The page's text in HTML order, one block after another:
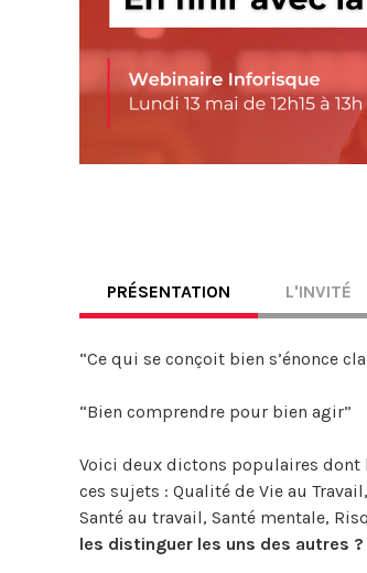
PRÉSENTATION L'INVITÉ
“Ce qui se conçoit bien s’énonce
“Bien comprendre pour bien agir”
Voici deux dictons populaires dont
ces sujets : Qualité de Vie au
Santé au travail, Santé mentale,
les distinguer les uns des autres ?